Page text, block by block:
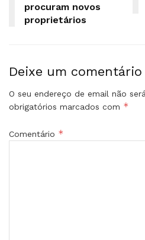
procuram novos
proprietários
Deixe um comentário
O seu endereço de email não
obrigatórios marcados com *
Comentário *